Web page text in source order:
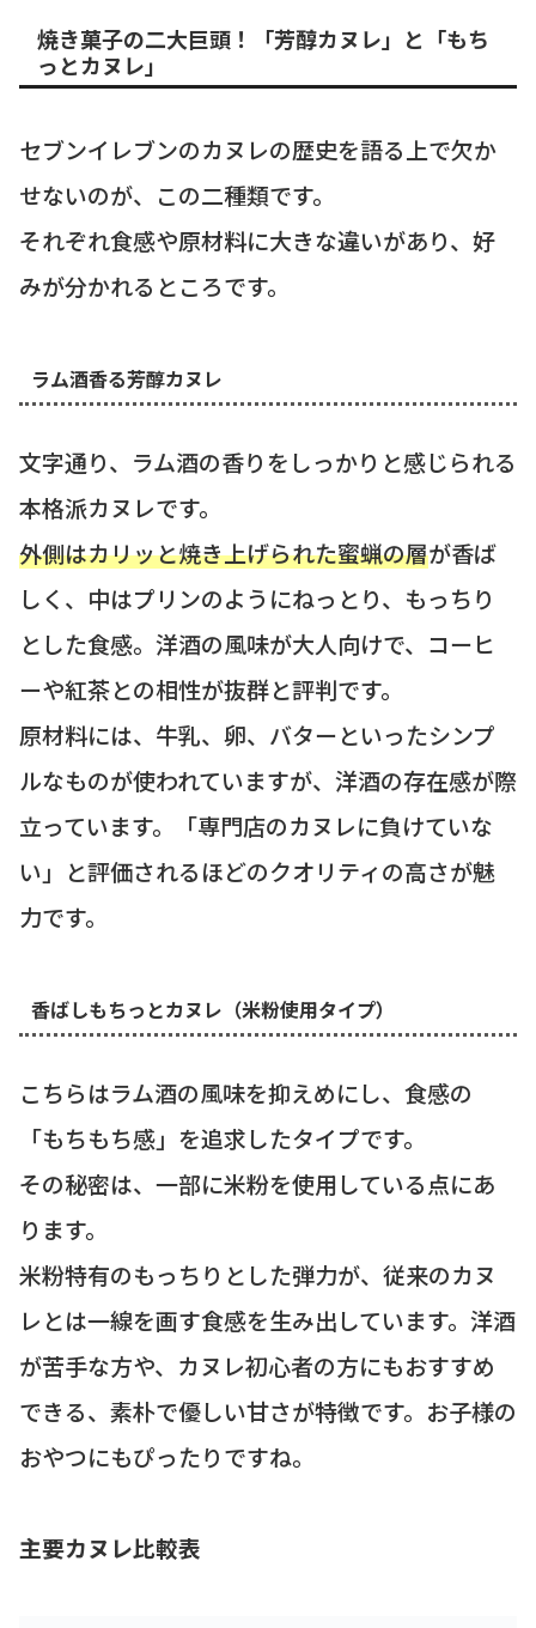
焼き菓子の二大巨頭！「芳醇カヌレ」と「もち
っとカヌレ」
セブンイレブンのカヌレの歴史を語る上で欠か
せないのが、この二種類です。
それぞれ食感や原材料に大きな違いがあり、好
みが分かれるところです。
ラム酒香る芳醇カヌレ
文字通り、ラム酒の香りをしっかりと感じられる
本格派カヌレです。
外側はカリッと焼き上げられた蜜蝋の層が香ば
しく、中はプリンのようにねっとり、もっちり
とした食感。洋酒の風味が大人向けで、コーヒ
ーや紅茶との相性が抜群と評判です。
原材料には、牛乳、卵、バターといったシンプ
ルなものが使われていますが、洋酒の存在感が際
立っています。「専門店のカヌレに負けていな
い」と評価されるほどのクオリティの高さが魅
力です。
香ばしもちっとカヌレ（米粉使用タイプ）
こちらはラム酒の風味を抑えめにし、食感の
「もちもち感」を追求したタイプです。
その秘密は、一部に米粉を使用している点にあ
ります。
米粉特有のもっちりとした弾力が、従来のカヌ
レとは一線を画す食感を生み出しています。洋酒
が苦手な方や、カヌレ初心者の方にもおすすめ
できる、素朴で優しい甘さが特徴です。お子様の
おやつにもぴったりですね。
主要カヌレ比較表